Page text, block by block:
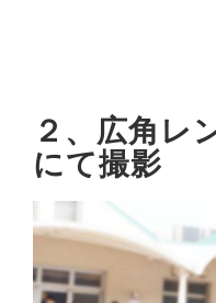
２、広角レ
にて撮影